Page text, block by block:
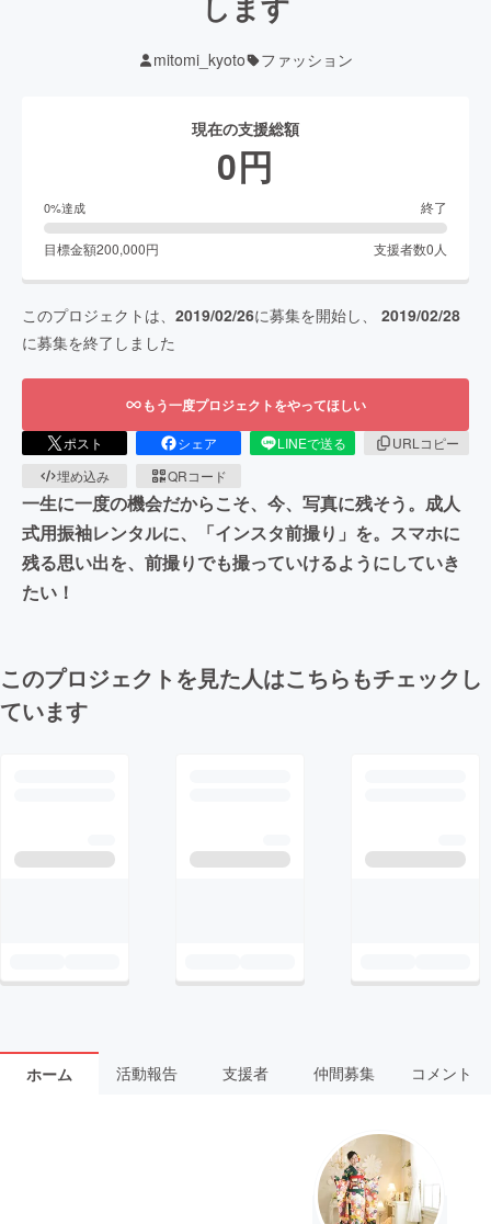
mitomi_kyoto ファッション
現在の支援総額
0円
0%達成 終了
目標金額200,000円 支援者数0 人
このプロジェクトは、 2019/02/26に募集を開始し、 2019/02/28
に募集を終了しました
もう一度プロジェクトをやってほしい
ポスト シェア LINEで送る
URLコピー
埋め込み
QRコード
一生に一度の機会だからこそ、今、写真に残そう。成人
式用振袖レンタルに、「インスタ前撮り」を。スマホに
残る思い出を、前撮りでも撮っていけるようにしていき
たい！
このプロジェクトを見た人はこちらもチェックし
ています
ホーム 活動報告 支援者 仲間募集 コメント